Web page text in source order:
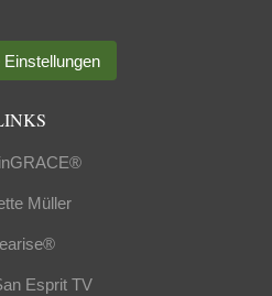
Einstellungen
Müller
Esprit TV